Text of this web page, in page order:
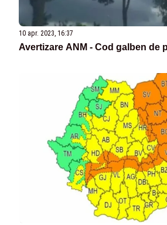
10 apr. 2023, 16:37
Avertizare ANM - Cod galben de